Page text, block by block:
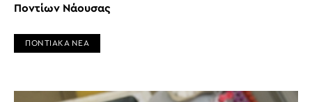
Ποντίων Νάουσας
ΠΟΝΤΙΑΚΑ ΝΕΑ